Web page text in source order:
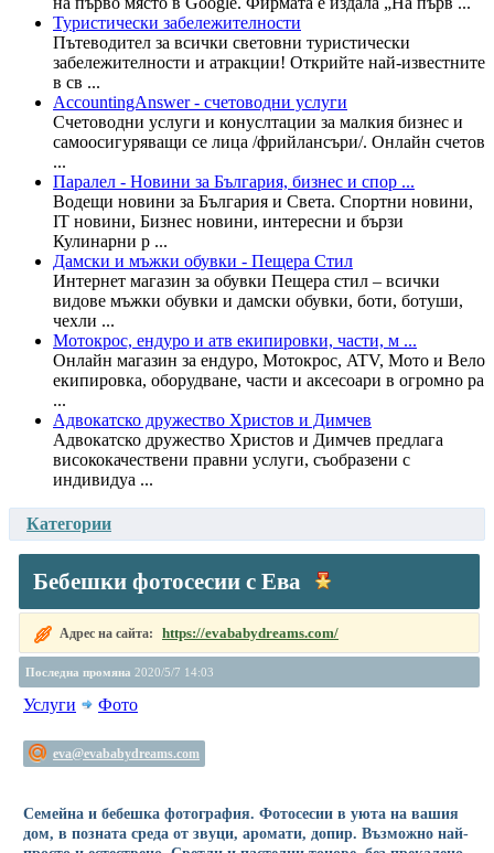
Туристически забележителности
Пътеводител за всички световни туристически
забележителности и атракции! Открийте най-известните
в св ...
AccountingAnswer - счетоводни услуги
Счетоводни услуги и конуслтации за малкия бизнес и
самоосигуряващи се лица /фрийлансъри/. Онлайн счетов
...
Паралел - Новини за България, бизнес и спор ...
Водещи новини за България и Света. Спортни новини,
IT новини, Бизнес новини, интересни и бързи
Кулинарни р ...
Дамски и мъжки обувки - Пещера Стил
Интернет магазин за обувки Пещера стил – всички
видове мъжки обувки и дамски обувки, боти, ботуши,
чехли ...
Мотокрос, ендуро и атв екипировки, части, м ...
Oнлайн магазин за ендуро, Мотокрос, ATV, Мото и Вело
екипировка, оборудване, части и аксесоари в огромно ра
...
Адвокатско дружество Христов и Димчев
Адвокатско дружество Христов и Димчев предлага
висококачествени правни услуги, съобразени с
индивидуа ...
Категории
Бебешки фотосесии с Ева
Адрес на сайта: https://evababydreams.com/
Последна промяна 2020/5/7 14:03
Услуги Фото
eva@evababydreams.com
Семейна и бебешка фотография. Фотосесии в уюта на вашия
дом, в позната среда от звуци, аромати, допир. Възможно най-